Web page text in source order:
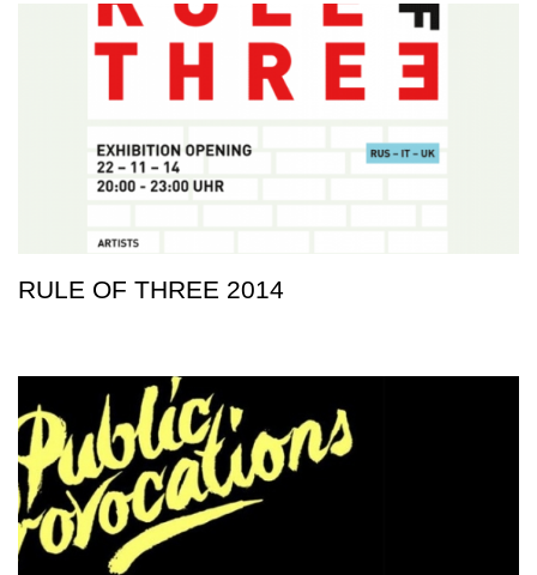
RULE OF THREE 2014